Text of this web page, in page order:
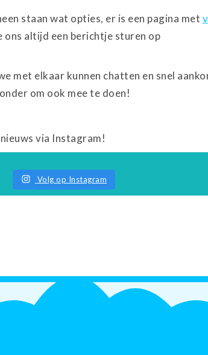
staan wat opties, er is een pagina met
ons altijd een berichtje sturen op
met elkaar kunnen chatten en snel
om ook mee te doen!
via Instagram!
Volg op Instagram